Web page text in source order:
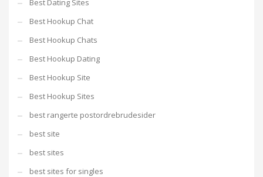
Best Dating Sites
Best Hookup Chat
Best Hookup Chats
Best Hookup Dating
Best Hookup Site
Best Hookup Sites
best rangerte postordrebrudesider
best site
best sites
best sites for singles